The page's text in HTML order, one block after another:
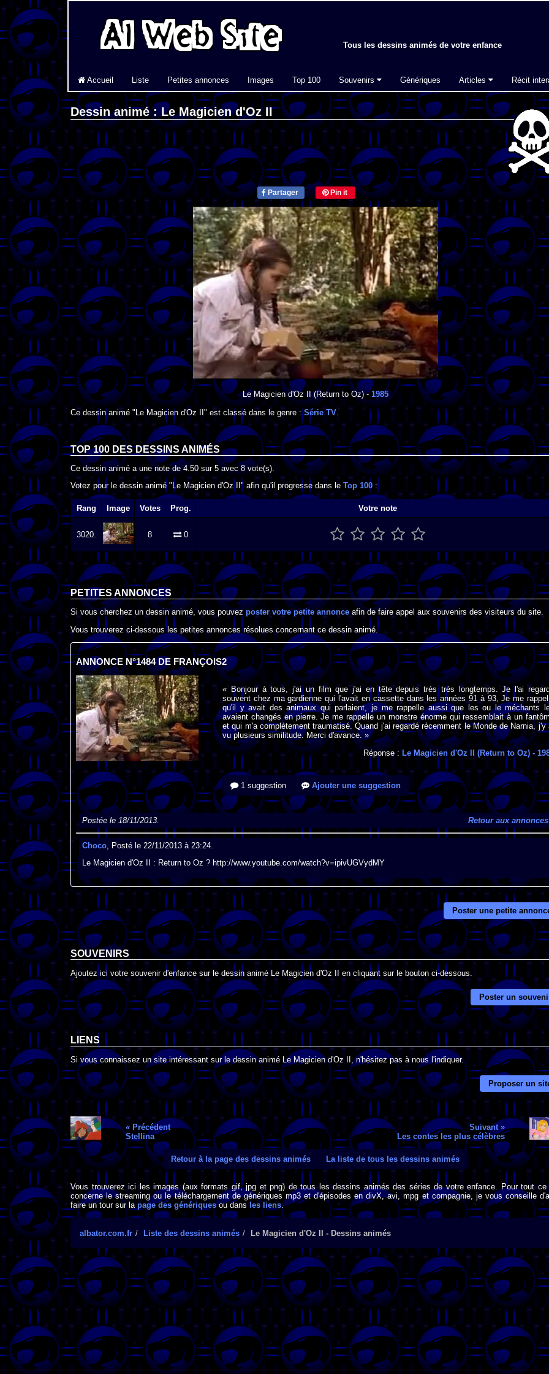
Tous les dessins animés de votre enfance
Accueil Liste Petites annonces Images Top 100 Souvenirs Génériques Articles Récit
Dessin animé : Le Magicien d'Oz II
Partager Pin it
Le Magicien d'Oz II(Return to Oz) -1985
Ce dessin animé "Le Magicien d'Oz II" est classé dans le genre :Série TV.
TOP 100 DESDESSINS ANIMÉS
Ce dessin animé a une note de 4.50 sur 5avec8vote(s).
Votez pour le dessin animé "Le Magicien d'Oz II" afin qu'il progresse dans le Top 100 :
Rang Image Votes Prog. Votre note
3020. 8 0
PETITES ANNONCES
Si vous cherchez un dessin animé, vous pouvezposter votre petite annonceafin de faire appel aux souvenirs des visiteurs du site.
Vous trouverez ci-dessous les petites annonces résolues concernant ce dessin animé.
ANNONCE N°1484 DE FRANÇOIS2
« Bonjour à tous, j'ai un film que j'ai en tête depuis très très longtemps. Je l'ai
souvent chez ma gardienne qui l'avait en cassette dans les années 91 à 93, Je me
qu'il y avait des animaux qui parlaient, je me rappelle aussi que les ou le méchants
avaient changés en pierre. Je me rappelle un monstre énorme qui ressemblait à un
et qui m'a complètement traumatisé. Quand j'ai regardé récemment le Monde de Narnia, j'y
vu plusieurs similitude. Merci d'avance. »
Réponse :Le Magicien d'Oz II (Return to Oz)-
1 suggestion Ajouter une suggestion
Postée le 18/11/2013. Retour aux annonces
Choco, Posté le 22/11/2013 à 23:24.
Le Magicien d'Oz II : Return to Oz ? http://www.youtube.com/watch?v=ipivUGVydMY
Poster une petite
SOUVENIRS
Ajoutez ici votre souvenir d'enfance sur le dessin animé Le Magicien d'Oz II en cliquant sur le bouton ci-dessous.
Poster un
LIENS
Si vous connaissez un site intéressant sur le dessin animé Le Magicien d'Oz II, n'hésitez pas à nous l'indiquer.
Proposer un
« Précédent
Stellina
Suivant »
Les contes les plus célèbres
Retour à la page des dessins animés La liste de tous les dessins animés
Vous trouverez ici les images (aux formats gif, jpg et png) de tous les dessins animés des séries de votre enfance. Pour tout ce
concerne le streaming ou le téléchargement de génériques mp3 et d'épisodes en divX, avi, mpg et compagnie, je vous conseille
faire un tour sur lapage des génériquesou dans les liens.
albator.com.fr Liste des dessins animés Le Magicien d'Oz II - Dessins animés